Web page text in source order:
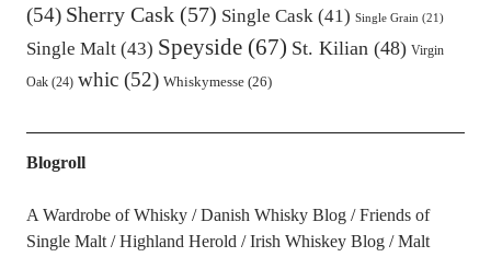
(54) Sherry Cask(57) Single Cask(41) Single Grain(21)
Single Malt(43) Speyside(67) St. Kilian(48) Virgin
Oak(24) whic(52) Whiskymesse(26)
Blogroll
A Wardrobe of Whisky Danish Whisky Blog
Friends of
Single Malt
Highland Herold Irish Whiskey Blog
Malt